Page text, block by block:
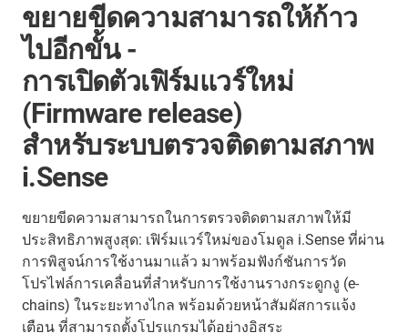
ขยายขีดความสามารถให้ก้าว
ไปอีกขั้น -
การเปิดตัวเฟิร์มแวร์ใหม่
(Firmware release)
สำหรับระบบตรวจติดตามสภาพ
i.Sense
ขยายขีดความสามารถในการตรวจติดตามสภาพให้มี
ประสิทธิภาพสูงสุด: เฟิร์มแวร์ใหม่ของโมดูล i.Sense ที่ผ่าน
การพิสูจน์การใช้งานมาแล้ว มาพร้อมฟังก์ชันการวัด
โปรไฟล์การเคลื่อนที่สำหรับการใช้งานรางกระดูกงู (e-
chains) ในระยะทางไกล พร้อมด้วยหน้าสัมผัสการแจ้ง
เตือน ที่สามารถตั้งโปรแกรมได้อย่างอิสระ